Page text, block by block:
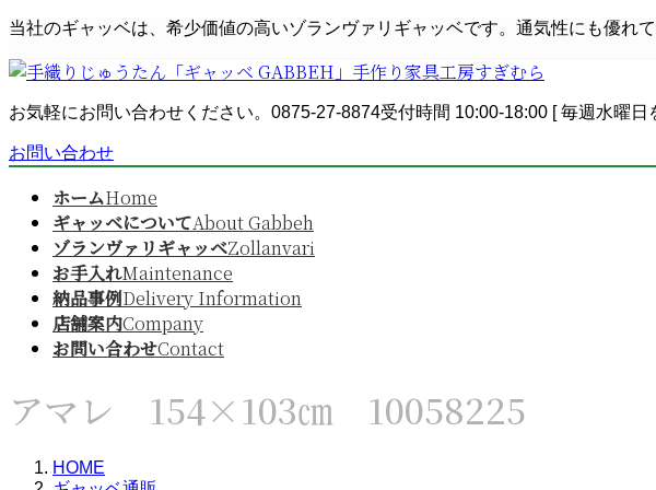
コ
テ
ツ
へ
ス
ナ
ゲ
シ
ョ
ン
当社のギャッベは、希少価値の高いゾランヴァリギャッベです。通気性にも優れ
お気軽にお問い合わせください。 0875-27-8874受付時間 10:00-18:00 [ 毎週水曜日
お問い合わせ
ホームHome
ギャッベについてAbout Gabbeh
ゾランヴァリギャッベZollanvari
お手入れMaintenance
納品事例Delivery Information
店舗案内Company
お問い合わせContact
アマレ 154×103㎝ 10058225
HOME